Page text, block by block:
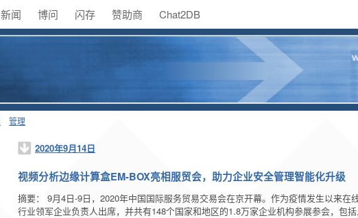
新闻 博问 闪存 赞助商 Chat2DB
管理
2020年9月14日
视频分析边缘计算盒EM-BOX亮相服贸会，助力企业安全管理智能化升级
摘要： 9月4日-9日，2020年中国国际服务贸易交易会在京开幕。作为疫情发生以来
行业领军企业负责人出席，并共有148个国家和地区的1.8万家企业机构参展参会，包